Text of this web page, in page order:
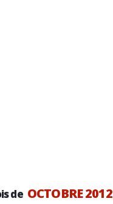
de OCTOBRE 2012